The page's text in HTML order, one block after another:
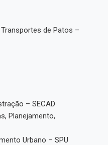
de Patos –
– SECAD
Planejamento,
Urbano – SPU